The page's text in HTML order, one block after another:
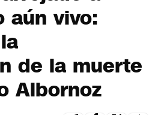
aún vivo:
de la muerte
Albornoz